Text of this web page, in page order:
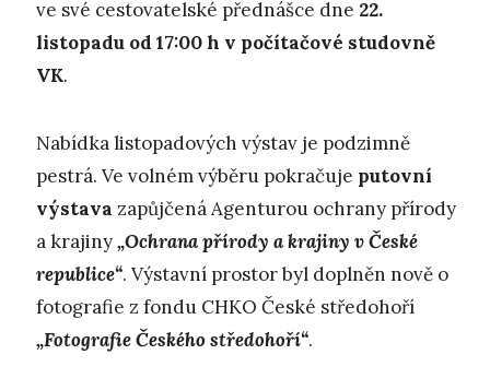
ve své cestovatelské přednášce dne 22.
listopadu od 17:00 h v počítačové studovně
VK.
Nabídka listopadových výstav je podzimně
pestrá. Ve volném výběru pokračuje putovní
výstava zapůjčená Agenturou ochrany přírody
a krajiny„Ochrana přírody a krajiny v České
republice“. Výstavní prostor byl doplněn nově o
fotografie z fondu CHKO České středohoří
„Fotografie Českého středohoří“.